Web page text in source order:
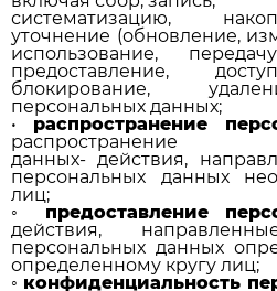
систематизацию,
уточнение (обновление,
использование,
предоставление,
блокирование,
персональных данных;
• распространение
данных- действия,
персональных данных
лиц;
◦ предоставление
действия,
персональных данных
определенному кругу лиц;
◦ конфиденциальность